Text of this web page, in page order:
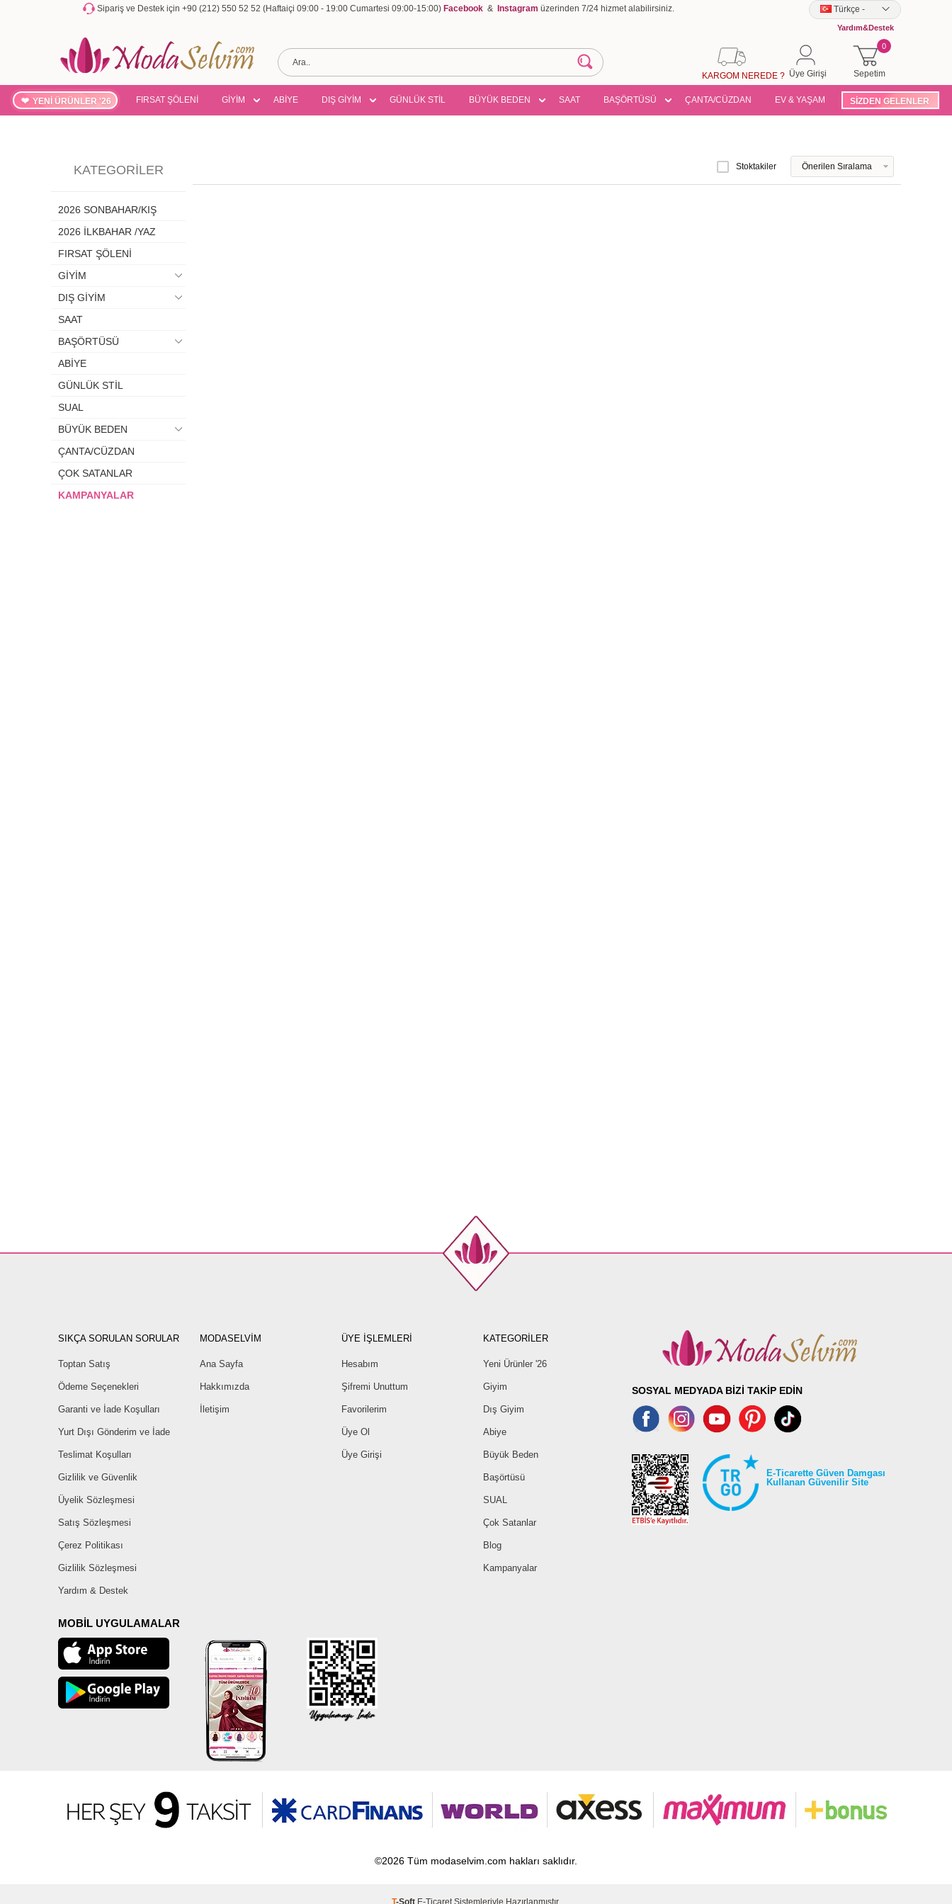
Sipariş ve Destek için +90 (212) 550 52 52 (Haftaiçi 09:00 - 19:00 Cumartesi 09:00-15:00) Facebook & Instagram üzerinden 7/24 hizmet alabilirsiniz. Türkçe -
Yardım&Destek
Sepetim
0
Üye Girişi
KARGOM NEREDE ?
YENİ ÜRÜNLER '26 FIRSAT ŞÖLENİ GİYİM ABİYE DIŞ GİYİM GÜNLÜK STİL BÜYÜK BEDEN SAAT BAŞÖRTÜSÜ ÇANTA/CÜZDAN EV & YAŞAM SİZDEN GELENLER
KATEGORILER
2026 SONBAHAR/KIŞ
2026 İLKBAHAR /YAZ
FIRSAT ŞÖLENİ
GİYİM
DIŞ GİYİM
SAAT
BAŞÖRTÜSÜ
ABİYE
GÜNLÜK STİL
SUAL
BÜYÜK BEDEN
ÇANTA/CÜZDAN
ÇOK SATANLAR
KAMPANYALAR
Stoktakiler
SIKÇA SORULAN SORULAR
Toptan Satış
Ödeme Seçenekleri
Garanti ve İade Koşulları
Yurt Dışı Gönderim ve İade
Teslimat Koşulları
Gizlilik ve Güvenlik
Üyelik Sözleşmesi
Satış Sözleşmesi
Çerez Politikası
Gizlilik Sözleşmesi
Yardım & Destek
MODASELVİM
Ana Sayfa
Hakkımızda
İletişim
ÜYE İŞLEMLERİ
Hesabım
Şifremi Unuttum
Favorilerim
Üye Ol
Üye Girişi
KATEGORİLER
Yeni Ürünler '26
Giyim
Dış Giyim
Abiye
Büyük Beden
Başörtüsü
SUAL
Çok Satanlar
Blog
Kampanyalar
MOBİL UYGULAMALAR
SOSYAL MEDYADA BİZİ TAKİP EDİN
E-Ticarette Güven Damgası
Kullanan Güvenilir Site
©2026 Tüm modaselvim.com hakları saklıdır.
T-Soft E-Ticaret Sistemleriyle Hazırlanmıştır.